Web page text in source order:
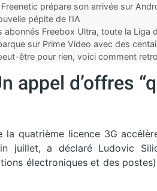
prépare son arrivée sur
la
pépite de l’IA
abonnés Freebox Ultra, toute la Liga
sur Prime Video avec des
être pour rien, voici comment
appel d’offres
la quatrième licence 3G
juillet, a déclaré Ludovic
électroniques et des